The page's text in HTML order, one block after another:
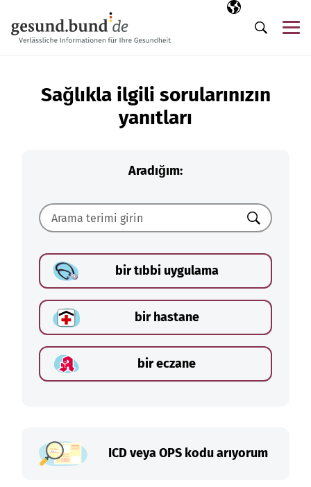
Seçili dil
TR
Arama
Sağlıkla ilgili sorularınızın
yanıtları
Aradığım:
Ara
bir tıbbi uygulama
bir hastane
bir eczane
ICD veya OPS kodu arıyorum